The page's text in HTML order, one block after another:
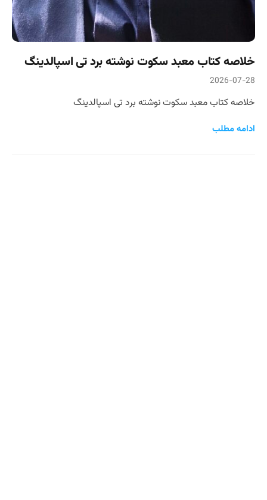
خلاصه کتاب معبد سکوت نوشته برد تی اسپالدینگ
2026-07-28
خلاصه کتاب معبد سکوت نوشته برد تی اسپالدینگ
ادامه مطلب